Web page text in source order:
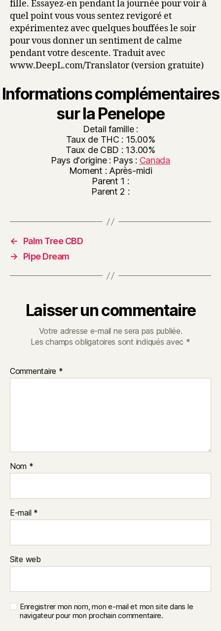
fille. Essayez-en pendant la journée pour voir à
quel point vous vous sentez revigoré et
expérimentez avec quelques bouffées le soir
pour vous donner un sentiment de calme
pendant votre descente. Traduit avec
www.DeepL.com/Translator (version gratuite)
Informations complémentaires
sur la Penelope
Detail famille :
Taux de THC : 15.00%
Taux de CBD : 13.00%
Pays d'origine : Pays : Canada
Moment : Après-midi
Parent 1 :
Parent 2 :
←
Palm Tree CBD
→
Pipe Dream
Laisser un commentaire
Votre adresse e-mail ne sera pas publiée.
Les champs obligatoires sont indiqués avec *
Commentaire *
Nom *
E-mail *
Site web
Enregistrer mon nom, mon e-mail et mon site dans le
navigateur pour mon prochain commentaire.